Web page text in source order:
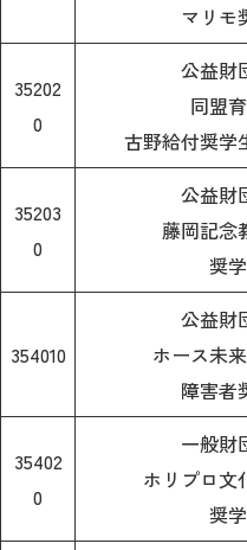
マリモ
35202
0
公益財
同盟
古野給付奨学
35203
0
公益財
藤岡記念
奨
354010
公益財
ホース未
障害者
35402
0
一般財
ホリプロ文
奨